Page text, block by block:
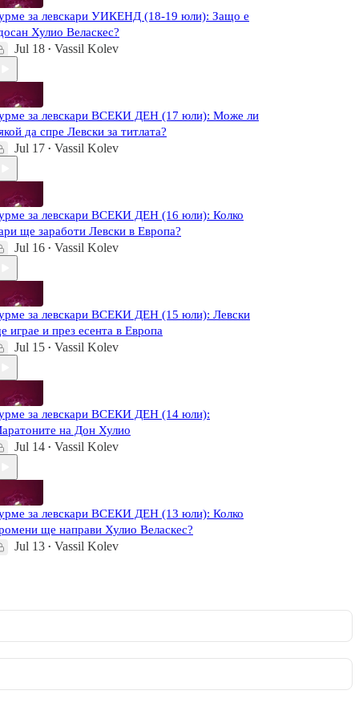
за левскари УИКЕНД (18-19 юли): Защо е
Хулио Веласкес?
Jul 18 • Vassil Kolev
за левскари ВСЕКИ ДЕН (17 юли): Може ли
да спре Левски за титлата?
Jul 17 • Vassil Kolev
за левскари ВСЕКИ ДЕН (16 юли): Колко
ще заработи Левски в Европа?
Jul 16 • Vassil Kolev
за левскари ВСЕКИ ДЕН (15 юли): Левски
играе и през есента в Европа
Jul 15 • Vassil Kolev
за левскари ВСЕКИ ДЕН (14 юли):
на Дон Хулио
Jul 14 • Vassil Kolev
за левскари ВСЕКИ ДЕН (13 юли): Колко
ще направи Хулио Веласкес?
Jul 13 • Vassil Kolev